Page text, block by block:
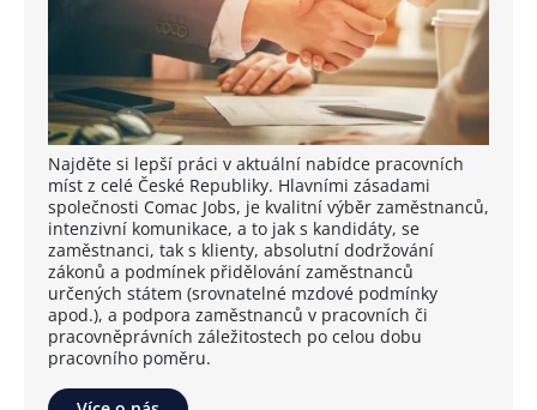
Najděte si lepší práci v aktuální nabídce pracovních
míst z celé České Republiky. Hlavními zásadami
společnosti Comac Jobs, je kvalitní výběr zaměstnanců,
intenzivní komunikace, a to jak s kandidáty, se
zaměstnanci, tak s klienty, absolutní dodržování
zákonů a podmínek přidělování zaměstnanců
určených státem (srovnatelné mzdové podmínky
apod.), a podpora zaměstnanců v pracovních či
pracovněprávních záležitostech po celou dobu
pracovního poměru.